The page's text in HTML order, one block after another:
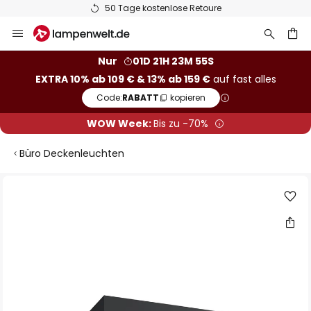
50 Tage kostenlose Retoure
Inhalt
Nur
01D 21H 23M 54S
EXTRA 10% ab 109 € & 13% ab 159 €auf fast alles
Code:RABATT kopieren
WOW Week:Bis zu -70%
Büro Deckenleuchten